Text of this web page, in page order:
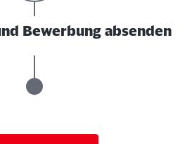
Bewerbung absenden